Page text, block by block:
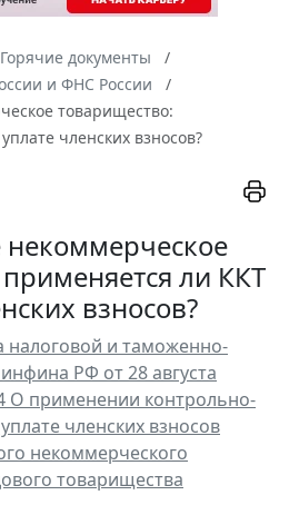
Горячие документы
и ФНС России
товарищество:
членских взносов?
некоммерческое
ли ККТ
взносов?
и таможенно-
РФ от 28 августа
О применении контрольно-
членских взносов
некоммерческого
товарищества